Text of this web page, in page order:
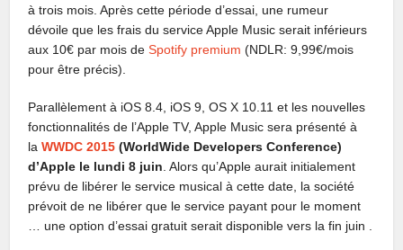
à trois mois. Après cette période d’essai, une rumeur
dévoile que les frais du service Apple Music serait inférieurs
aux 10€ par mois deSpotify premium (NDLR: 9,99€/mois
pour être précis).
Parallèlement à iOS 8.4, iOS 9, OS X 10.11 et les nouvelles
fonctionnalités de l’Apple TV, Apple Music sera présenté à
laWWDC 2015 (WorldWide Developers Conference)
d’Apple le lundi 8 juin. Alors qu’Apple aurait initialement
prévu de libérer le service musical à cette date, la société
prévoit de ne libérer que le service payant pour le moment
… une option d’essai gratuit serait disponible vers la fin juin .